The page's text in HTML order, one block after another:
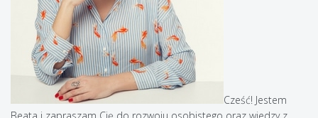
Cześć! Jestem